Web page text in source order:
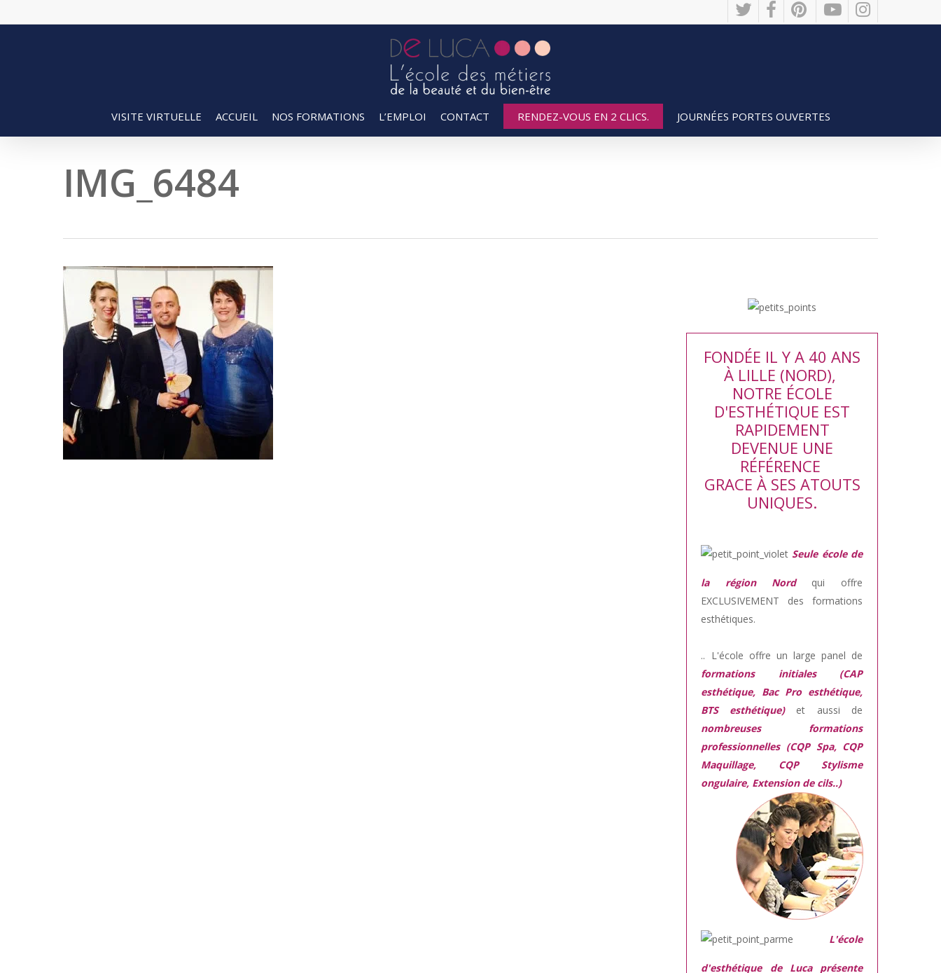
to
twitter facebookpinterestyoutubeinstagram
VISITE VIRTUELLE ACCUEIL NOS FORMATIONS L’EMPLOI CONTACT RENDEZ-VOUS EN 2 CLICS. JOURNÉES PORTES OUVERTES
IMG_6484
FONDÉE IL Y A 40 ANS
À LILLE (NORD),
NOTRE ÉCOLE
D'ESTHÉTIQUE EST
RAPIDEMENT
DEVENUE UNE
RÉFÉRENCE
GRACE À SES ATOUTS
UNIQUES.
Seule école de
la région Nord qui offre
EXCLUSIVEMENT des formations
esthétiques.
.. L'école offre un large panel de
formations initiales (CAP
esthétique, Bac Pro esthétique,
BTS esthétique) et aussi de
nombreuses formations
professionnelles (CQP Spa, CQP
Maquillage, CQP Stylisme
ongulaire, Extension de cils..)
L'école
d'esthétique de Luca présente